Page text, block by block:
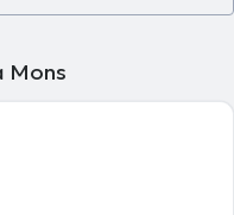
Mons